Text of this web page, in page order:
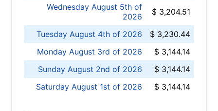
Wednesday August 5th of
2026
$ 3,204.51
Tuesday August 4th of 2026
$ 3,230.44
Monday August 3rd of 2026
$ 3,144.14
Sunday August 2nd of 2026
$ 3,144.14
Saturday August 1st of 2026
$ 3,144.14